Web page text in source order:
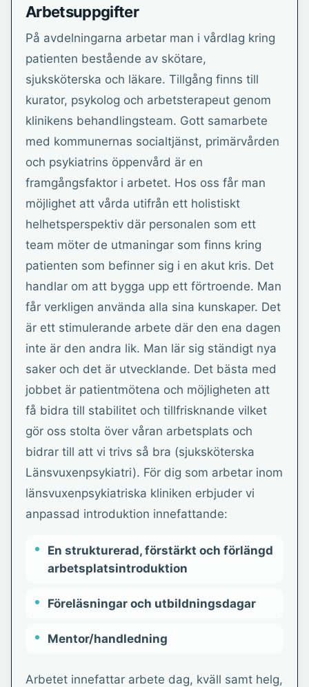
Arbetsuppgifter
På avdelningarna arbetar man i vårdlag kring
patienten bestående av skötare,
sjuksköterska och läkare. Tillgång finns till
kurator, psykolog och arbetsterapeut genom
klinikens behandlingsteam. Gott samarbete
med kommunernas socialtjänst, primärvården
och psykiatrins öppenvård är en
framgångsfaktor i arbetet. Hos oss får man
möjlighet att vårda utifrån ett holistiskt
helhetsperspektiv där personalen som ett
team möter de utmaningar som finns kring
patienten som befinner sig i en akut kris. Det
handlar om att bygga upp ett förtroende. Man
får verkligen använda alla sina kunskaper. Det
är ett stimulerande arbete där den ena dagen
inte är den andra lik. Man lär sig ständigt nya
saker och det är utvecklande. Det bästa med
jobbet är patientmötena och möjligheten att
få bidra till stabilitet och tillfrisknande vilket
gör oss stolta över våran arbetsplats och
bidrar till att vi trivs så bra (sjuksköterska
Länsvuxenpsykiatri). För dig som arbetar inom
länsvuxenpsykiatriska kliniken erbjuder vi
anpassad introduktion innefattande:
En strukturerad, förstärkt och förlängd
arbetsplatsintroduktion
Föreläsningar och utbildningsdagar
Mentor/handledning
Arbetet innefattar arbete dag, kväll samt helg,